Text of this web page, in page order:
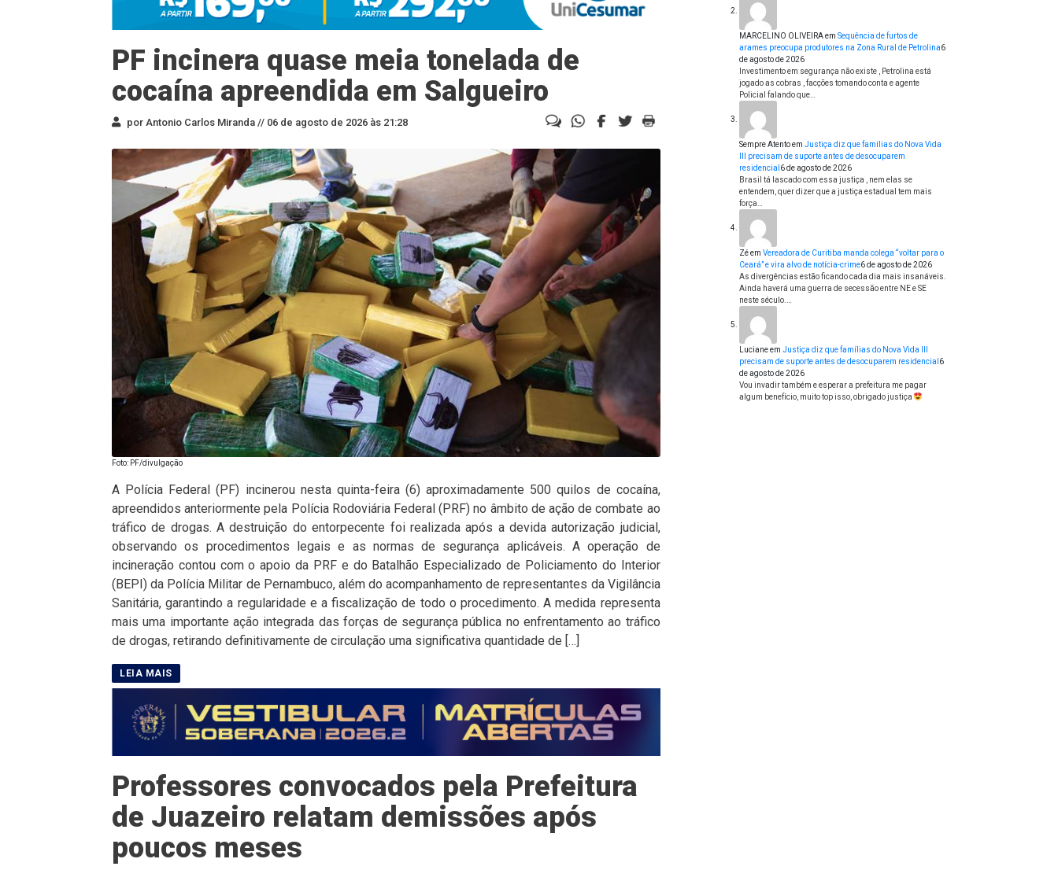
PF incinera quase meia tonelada de
cocaína apreendida em Salgueiro
por Antonio Carlos Miranda // 06 de agosto de 2026 às 21:28
Foto: PF/divulgação
A Polícia Federal (PF) incinerou nesta quinta-feira (6) aproximadamente 500 quilos de cocaína,
apreendidos anteriormente pela Polícia Rodoviária Federal (PRF) no âmbito de ação de combate ao
tráfico de drogas. A destruição do entorpecente foi realizada após a devida autorização judicial,
observando os procedimentos legais e as normas de segurança aplicáveis. A operação de
incineração contou com o apoio da PRF e do Batalhão Especializado de Policiamento do Interior
(BEPI) da Polícia Militar de Pernambuco, além do acompanhamento de representantes da Vigilância
Sanitária, garantindo a regularidade e a fiscalização de todo o procedimento. A medida representa
mais uma importante ação integrada das forças de segurança pública no enfrentamento ao tráfico
de drogas, retirando definitivamente de circulação uma significativa quantidade de […]
Professores convocados pela Prefeitura
de Juazeiro relatam demissões após
poucos meses
MARCELINO OLIVEIRAem Sequência de furtos de
arames preocupa produtores na Zona Rural de Petrolina6
de agosto de 2026
Investimento em segurança não existe , Petrolina está
jogado as cobras , facções tomando conta e agente
Policial falando que…
Sempre Atentoem Justiça diz que famílias do Nova Vida
III precisam de suporte antes de desocuparem
residencial 6 de agosto de 2026
Brasil tá lascado com essa justiça , nem elas se
entendem, quer dizer que a justiça estadual tem mais
força…
Zéem Vereadora de Curitiba manda colega “voltar para o
Ceará” e vira alvo de notícia-crime6 de agosto de 2026
As divergências estão ficando cada dia mais insanáveis.
Ainda haverá uma guerra de secessão entre NE e SE
neste século.…
Lucianeem Justiça diz que famílias do Nova Vida III
precisam de suporte antes de desocuparem residencial 6
de agosto de 2026
Vou invadir também e esperar a prefeitura me pagar
algum benefício, muito top isso, obrigado justiça